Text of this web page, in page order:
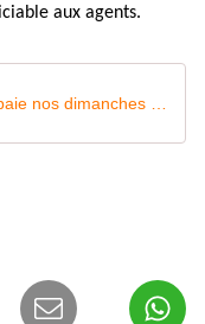
aux agents.